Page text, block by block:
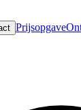
Prijsopgave